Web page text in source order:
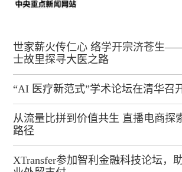
世家薪火传仁心 络学开宗济苍生
士故里探寻大医之路
“AI 医疗新范式”学术论坛在清华召
从流量比拼到价值共生 直播电商探
路径
XTransfer参加智利金融科技论坛，